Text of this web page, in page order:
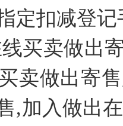
定扣减登
买卖做出
卖做出寄
,加入做出